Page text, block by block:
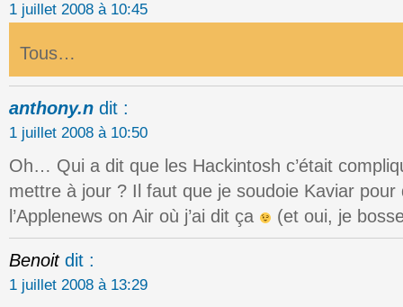
1 juillet 2008 à 10:45
Tous…
anthony.n dit :
1 juillet 2008 à 10:50
Oh… Qui a dit que les Hackintosh c’était
mettre à jour ? Il faut que je soudoie Kaviar pour
l’Applenews on Air où j’ai dit ça
(et oui, je
Benoit dit :
1 juillet 2008 à 13:29